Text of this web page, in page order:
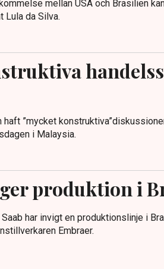
mellan USA och Brasilien
Lula da Silva.
haft ”mycket
i Malaysia.
produktion i
har invigt en produktionslinje i
Embraer.